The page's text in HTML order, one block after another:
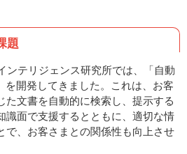
題
ンテリジェンス研究所では、「自動
を開発してきました。これは、お客
た文書を自動的に検索し、提示する
識面で支援するとともに、適切な情
で、お客さまとの関係性も向上させ